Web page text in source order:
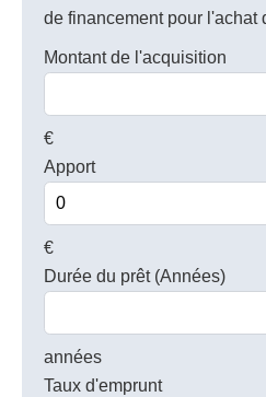
de financement pour l'achat
Montant de l'acquisition
€
Apport
€
Durée du prêt (Années)
années
Taux d'emprunt